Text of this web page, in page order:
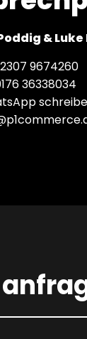
& Luke
9674260
36338034